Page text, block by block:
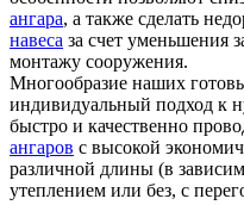
ангара, а также сделать
навеса за счет уменьшения
монтажу сооружения.
Многообразие наших
индивидуальный подход к
быстро и качественно
ангаров с высокой
различной длины (в
утеплением или без, с